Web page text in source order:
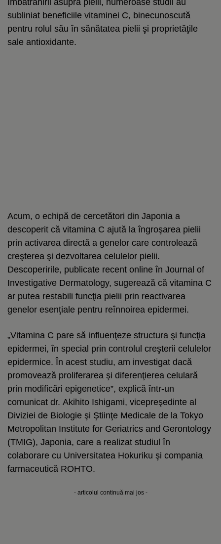
subliniat beneficiile vitaminei C, binecunoscută
pentru rolul său în sănătatea pielii şi proprietăţile
sale antioxidante.
Acum, o echipă de cercetători din Japonia a
descoperit că vitamina C ajută la îngroşarea pielii
prin activarea directă a genelor care controlează
creşterea şi dezvoltarea celulelor pielii.
Descoperirile, publicate recent online în Journal of
Investigative Dermatology, sugerează că vitamina C
ar putea restabili funcţia pielii prin reactivarea
genelor esenţiale pentru reînnoirea epidermei.
„Vitamina C pare să influenţeze structura şi funcţia
epidermei, în special prin controlul creşterii celulelor
epidermice. În acest studiu, am investigat dacă
promovează proliferarea şi diferenţierea celulară
prin modificări epigenetice”, explică într-un
comunicat dr. Akihito Ishigami, vicepreşedinte al
Diviziei de Biologie şi Ştiinţe Medicale de la Tokyo
Metropolitan Institute for Geriatrics and Gerontology
(TMIG), Japonia, care a realizat studiul în
colaborare cu Universitatea Hokuriku şi compania
farmaceutică ROHTO.
- articolul continuă mai jos -